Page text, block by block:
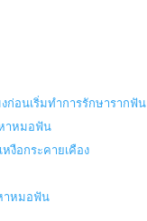
ก่อนเริ่มทำการรักษารากฟัน
าหมอฟัน
งือกระคายเคือง
าหมอฟัน